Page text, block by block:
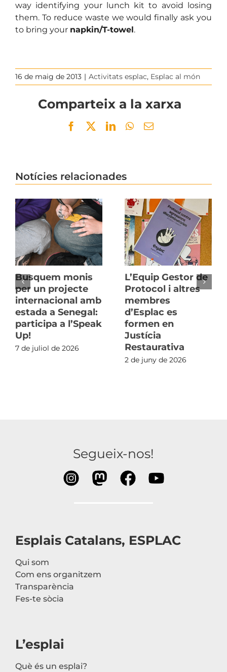
way identifying your lunch kit to avoid losing
them. To reduce waste we would finally ask you
to bring your napkin/T-towel.
16 de maig de 2013 | Activitats esplac, Esplac al món
Comparteix a la xarxa
Facebook
TwitterLinkedInWhatsApp
Email
Notícies relacionades
Busquem monis
per un projecte
internacional amb
estada a Senegal:
participa a l’Speak
Up!
7 de juliol de 2026
L’Equip Gestor de
Protocol i altres
membres
d’Esplac es
formen en
Justícia
Restaurativa
2 de juny de 2026
Segueix-nos!
Esplais Catalans, ESPLAC
Qui som
Com ens organitzem
Transparència
Fes-te sòcia
L’esplai
Què és un esplai?